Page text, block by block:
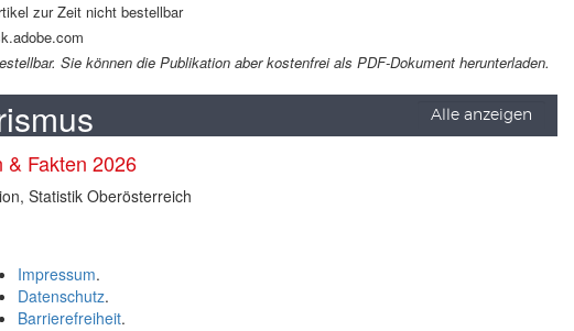
zur Zeit nicht bestellbar
Sie können die Publikation aber kostenfrei als PDF-Dokument herunterladen.
Alle anzeigen
& Fakten 2026
Statistik Oberösterreich
Impressum.
Datenschutz.
Barrierefreiheit.